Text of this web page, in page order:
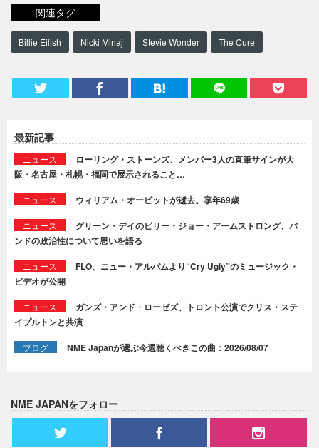
関連タグ
Billie Eilish Nicki Minaj Stevie Wonder The Cure
最新記事
ニュース
ローリング・ストーンズ、メンバー3人の直筆サインが大
阪・名古屋・札幌・福岡で展示されること…
ニュース ウィリアム・オービットが逝去。享年69歳
ニュース
グリーン・デイのビリー・ジョー・アームストロング、バ
ンドの政治性について思いを語る
ニュース
FLO、ニュー・アルバムより“Cry Ugly”のミュージック・
ビデオが公開
ニュース
ガンズ・アンド・ローゼズ、トロント公演でクリス・ステ
イプルトンと共演
ブログ NME Japanが選ぶ今週聴くべきこの曲：2026/08/07
NME JAPANをフォロー